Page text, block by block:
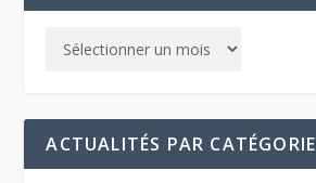
ACTUALITÉS PAR CATÉGORIE